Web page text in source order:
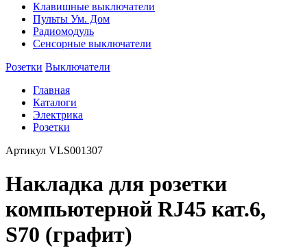
Клавишные выключатели
Пульты Ум. Дом
Радиомодуль
Сенсорные выключатели
Розетки Выключатели
Главная
Каталоги
Электрика
Розетки
Артикул VLS001307
Накладка для розетки
компьютерной RJ45 кат.6,
S70 (графит)